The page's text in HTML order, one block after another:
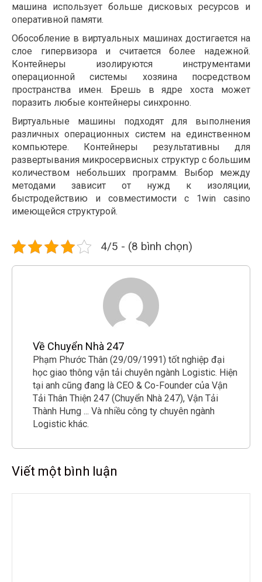
машина использует больше дисковых ресурсов и
оперативной памяти.
Обособление в виртуальных машинах достигается на
слое гипервизора и считается более надежной.
Контейнеры изолируются инструментами
операционной системы хозяина посредством
пространства имен. Брешь в ядре хоста может
поразить любые контейнеры синхронно.
Виртуальные машины подходят для выполнения
различных операционных систем на единственном
компьютере. Контейнеры результативны для
развертывания микросервисных структур с большим
количеством небольших программ. Выбор между
методами зависит от нужд к изоляции,
быстродействию и совместимости с 1win casino
имеющейся структурой.
4/5 - (8 bình chọn)
Về Chuyển Nhà 247
Phạm Phước Thân (29/09/1991) tốt nghiệp đại
học giao thông vận tải chuyên ngành Logistic. Hiện
tại anh cũng đang là CEO & Co-Founder của Vận
Tải Thân Thiện 247 (Chuyển Nhà 247), Vận Tải
Thành Hưng ... Và nhiều công ty chuyên ngành
Logistic khác.
Viết một bình luận